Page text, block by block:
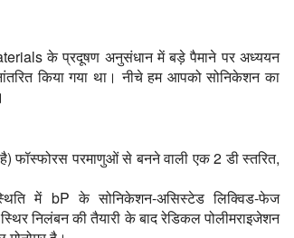
के प्रदूषण अनुसंधान में बड़े पैमाने पर अध्ययन
किया गया था। नीचे हम आपको सोनिकेशन का
फॉस्फोरस परमाणुओं से बनने वाली एक 2 डी स्तरित,
में bP के सोनिकेशन-असिस्टेड लिक्विड-फेज
निलंबन की तैयारी के बाद रेडिकल पोलीमराइजेशन